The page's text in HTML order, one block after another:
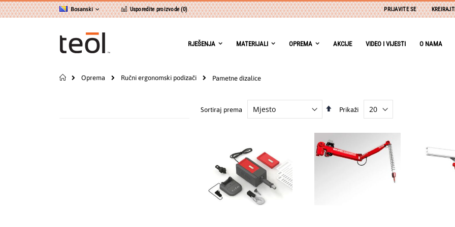
Preskoči
na
JezikBosanski Usporedite proizvode (0) PRIJAVITE SE
RJEŠENJA MATERIJALI OPREMA AKCIJE VIDEO I VIJESTI O NAMA
Početna
Oprema Ručni ergonomski podizači Pametne dizalice
Sortiraj prema
Postavite
abecednog
Prikaži